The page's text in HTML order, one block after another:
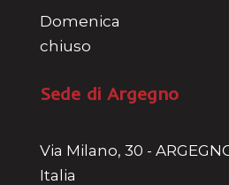
Domenica
chiuso
Sede di Argegno
Via Milano, 30 -
Italia